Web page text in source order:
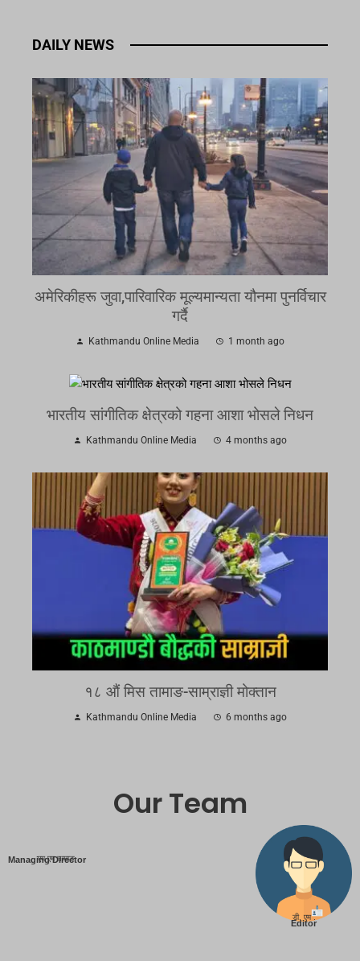
DAILY NEWS
अमेरिकीहरू जुवा,पारिवारिक मूल्यमान्यता यौनमा पुनर्विचार
गर्दै
Kathmandu Online Media 1 month ago
भारतीय सांगीतिक क्षेत्रको गहना आशा भोसले निधन
Kathmandu Online Media 4 months ago
१८ औं मिस तामाङ-साम्राज्ञी मोक्तान
Kathmandu Online Media 6 months ago
Our Team
Managing Director
एम एम तामाङ
Editor
डी. एम .